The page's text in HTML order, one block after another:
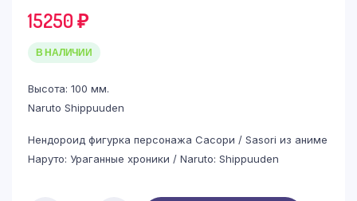
15250₽
В НАЛИЧИИ
Высота: 100 мм.
Naruto Shippuuden
Нендороид фигурка персонажа Сасори / Sasori из аниме
Наруто: Ураганные хроники / Naruto: Shippuuden